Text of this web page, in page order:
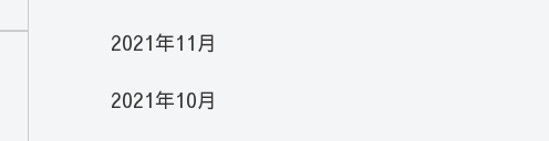
2021年11月
2021年10月